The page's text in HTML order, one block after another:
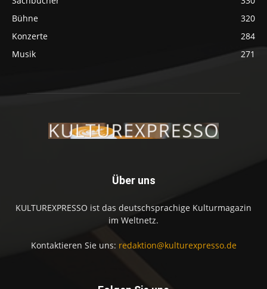
Bühne
320
Konzerte
284
Musik
271
Über uns
KULTUREXPRESSO ist das deutschsprachige Kulturmagazin
im Weltnetz.
Kontaktieren Sie uns: redaktion@kulturexpresso.de